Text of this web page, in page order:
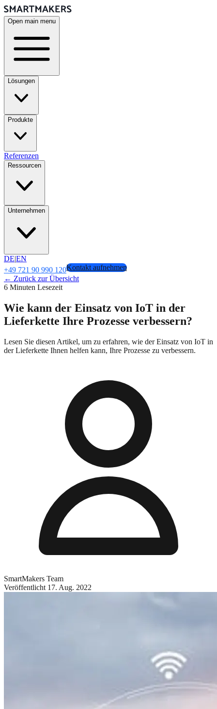
Open main menu
Lösungen
Produkte
Referenzen
Ressourcen
Unternehmen
DE|EN
+49 721 90 990 120Kontakt aufnehmen
← Zurück zur Übersicht
6 Minuten Lesezeit
Wie kann der Einsatz von IoT in der
Lieferkette Ihre Prozesse verbessern?
Lesen Sie diesen Artikel, um zu erfahren, wie der Einsatz von IoT in
der Lieferkette Ihnen helfen kann, Ihre Prozesse zu verbessern.
SmartMakers Team
Veröffentlicht 17. Aug. 2022